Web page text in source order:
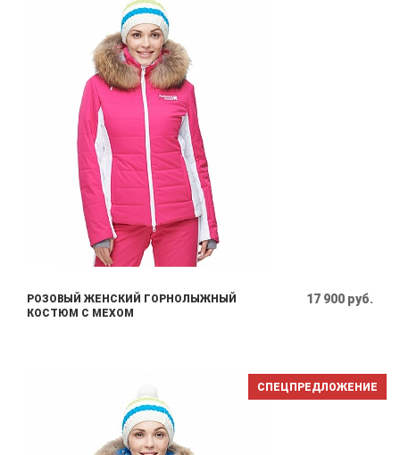
РОЗОВЫЙ ЖЕНСКИЙ ГОРНОЛЫЖНЫЙ
КОСТЮМ С МЕХОМ
17 900 руб.
СПЕЦПРЕДЛОЖЕНИЕ